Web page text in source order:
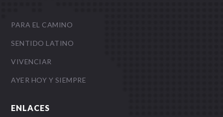
PARA EL CAMINO
SENTIDO LATINO
VIVENCIAR
AYER HOY Y SIEMPRE
ENLACES